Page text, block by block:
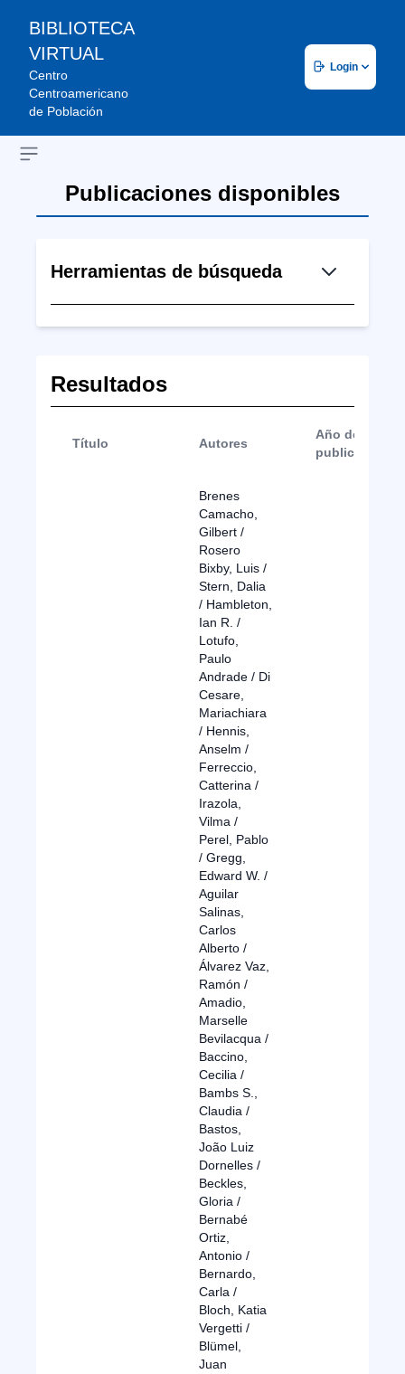
BIBLIOTECA
VIRTUAL
Centro
Centroamericano
de Población
Login
Open sidebar
Publicaciones disponibles
Herramientas de búsqueda
Resultados
Título Autores
Año de
publicación
Brenes
Camacho,
Gilbert /
Rosero
Bixby, Luis /
Stern, Dalia
/ Hambleton,
Ian R. /
Lotufo,
Paulo
Andrade / Di
Cesare,
Mariachiara
/ Hennis,
Anselm /
Ferreccio,
Catterina /
Irazola,
Vilma /
Perel, Pablo
/ Gregg,
Edward W. /
Aguilar
Salinas,
Carlos
Alberto /
Álvarez Vaz,
Ramón /
Amadio,
Marselle
Bevilacqua /
Baccino,
Cecilia /
Bambs S.,
Claudia /
Bastos,
João Luiz
Dornelles /
Beckles,
Gloria /
Bernabé
Ortiz,
Antonio /
Bernardo,
Carla /
Bloch, Katia
Vergetti /
Blümel,
Juan